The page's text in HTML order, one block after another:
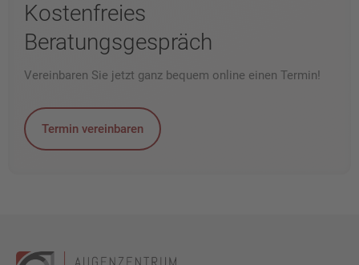
Kostenfreies
Beratungsgespräch
Vereinbaren Sie jetzt ganz bequem online einen Termin!
Termin vereinbaren